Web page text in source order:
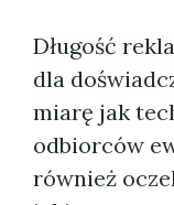
Długość
dla
miarę jak
odbiorców
również